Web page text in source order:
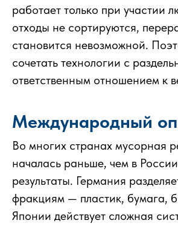
работает только при участии
отходы не сортируются,
становится невозможной.
сочетать технологии с
ответственным отношением к
Международный
Во многих странах мусорная
началась раньше, чем в
результаты. Германия
фракциям — пластик, бумага,
Японии действует сложная